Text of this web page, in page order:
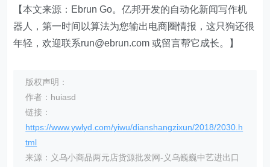
【本文来源：Ebrun Go。亿邦开发的自动化新闻写作机
器人，第一时间以算法为您输出电商圈情报，这只狗还很
年轻，欢迎联系run@ebrun.com 或留言帮它成长。】
版权声明：
作者：huiasd
链接：
https://www.ywlyd.com/yiwu/dianshangzixun/2018/2030.h
tml
来源：义乌小商品两元店货源批发网-义乌巍巍中艺进出口